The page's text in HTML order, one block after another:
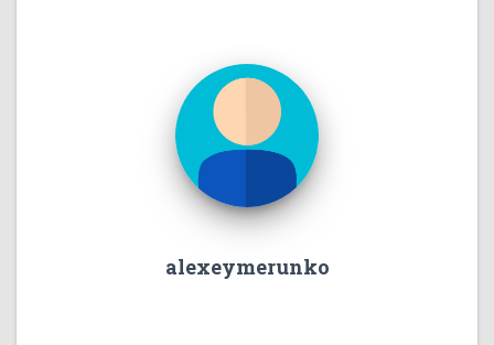
alexeymerunko